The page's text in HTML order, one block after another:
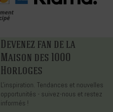
Devenez fan de la
Maison des 1000
Horloges
L'inspiration. Tendances et nouvelles
opportunités - suivez-nous et restez
informés !